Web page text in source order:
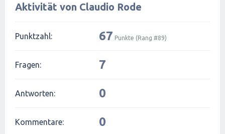
Aktivität von Claudio Rode
Punktzahl: 67 Punkte (Rang #89)
Fragen: 7
Antworten: 0
Kommentare: 0